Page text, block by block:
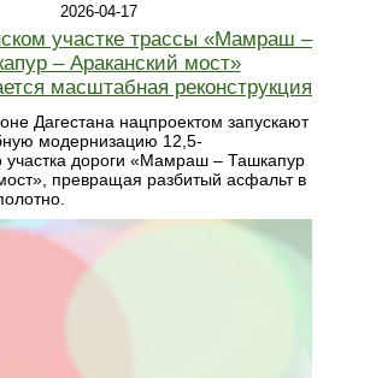
2026-04-17
участке трассы «Мамраш –
– Араканский мост»
масштабная реконструкция
Дагестана нацпроектом запускают
модернизацию 12,5-
участка дороги «Мамраш – Ташкапур
превращая разбитый асфальт в